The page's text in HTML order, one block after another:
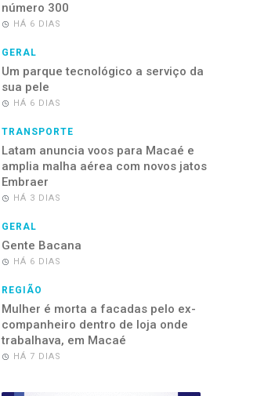
número 300
HÁ 6 DIAS
GERAL
Um parque tecnológico a serviço da
sua pele
HÁ 6 DIAS
TRANSPORTE
Latam anuncia voos para Macaé e
amplia malha aérea com novos jatos
Embraer
HÁ 3 DIAS
GERAL
Gente Bacana
HÁ 6 DIAS
REGIÃO
Mulher é morta a facadas pelo ex-
companheiro dentro de loja onde
trabalhava, em Macaé
HÁ 7 DIAS